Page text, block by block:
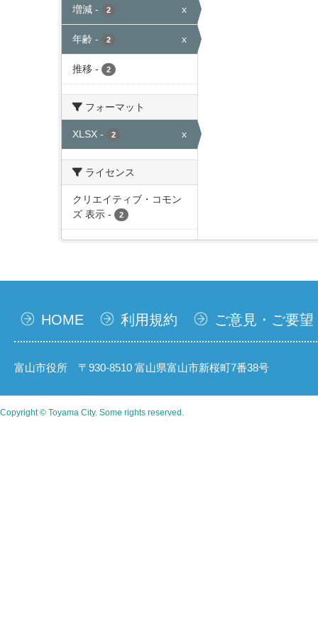
増減 - 2 x
年齢 - 2 x
推移 - 2
フォーマット
XLSX - 2 x
ライセンス
クリエイティブ・コモン
ズ 表示 - 2
HOME 利用規約 ご意見・ご要望
富山市役所 〒930-8510 富山県富山市新桜町7番38号
Copyright © Toyama City. Some rights reserved.